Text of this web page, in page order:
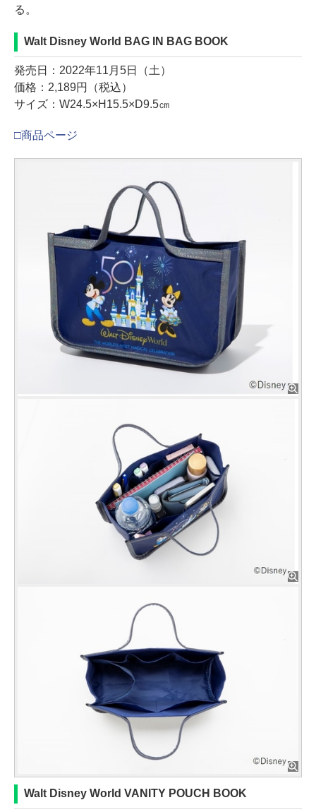
る。
Walt Disney World BAG IN BAG BOOK
発売日：2022年11月5日（土）
価格：2,189円（税込）
サイズ：W24.5×H15.5×D9.5㎝
□商品ページ
Walt Disney World VANITY POUCH BOOK